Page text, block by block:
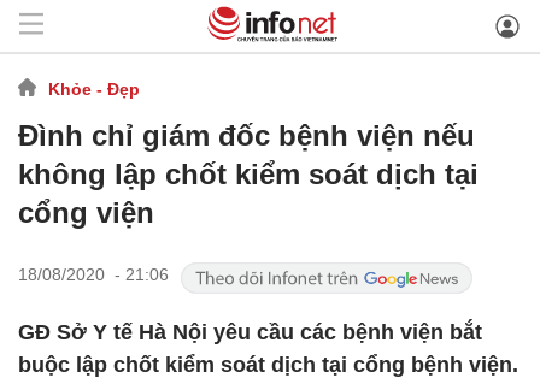
Khỏe - Đẹp
Đình chỉ giám đốc bệnh viện nếu
không lập chốt kiểm soát dịch tại
cổng viện
18/08/2020 - 21:06
GĐ Sở Y tế Hà Nội yêu cầu các bệnh viện bắt
buộc lập chốt kiểm soát dịch tại cổng bệnh viện.